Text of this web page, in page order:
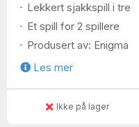
Lekkert sjakkspill i tre
Et spill for 2 spillere
Produsert av: Enigma
Les mer
Ikke på lager